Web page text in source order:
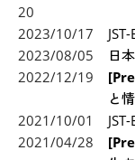
20
2023/10/17
2023/08/05
日
2022/12/19
と
2021/10/01
2021/04/28